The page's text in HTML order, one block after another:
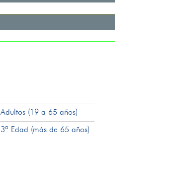
Adultos (19 a 65 años)
3ª Edad (más de 65 años)